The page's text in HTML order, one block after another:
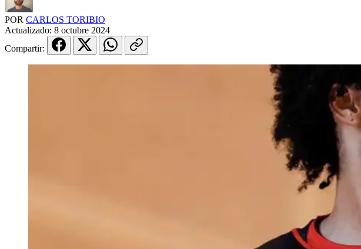
POR CARLOS TORIBIO
Actualizado: 8 octubre 2024
Compartir: